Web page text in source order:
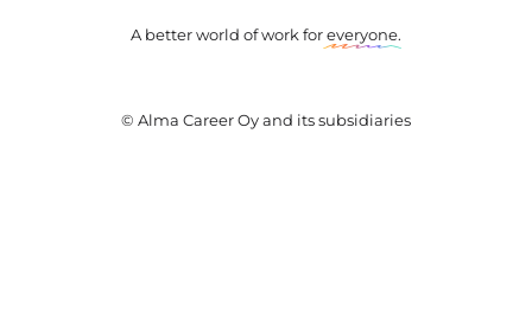
A better world of work foreveryone.
© Alma Career Oy and its subsidiaries